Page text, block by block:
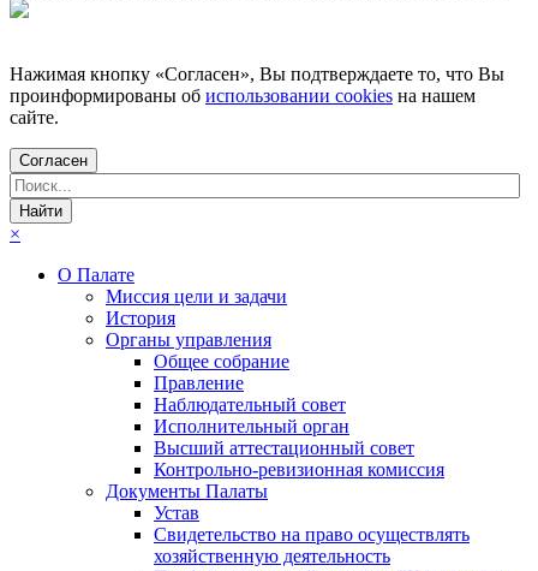
Нажимая кнопку «Согласен», Вы подтверждаете то, что Вы
проинформированы об использовании cookies на нашем
сайте.
Согласен
×
О Палате
Миссия цели и задачи
История
Органы управления
Общее собрание
Правление
Наблюдательный совет
Исполнительный орган
Высший аттестационный совет
Контрольно-ревизионная комиссия
Документы Палаты
Устав
Свидетельство на право осуществлять
хозяйственную деятельность